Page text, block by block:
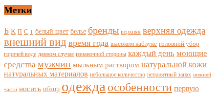
Метки
Б К П С Т белый цвет белье бренды верхняя верхняя одежда
внешний вид время года высоком каблуке головной убор
горячей воде данном случае изнаночной стороны каждый день моющие
средства мужчин мыльным раствором натуральной кожи
натуральных материалов небольшое количество неприятный запах нижней
части носить обзор одежда особенности первую